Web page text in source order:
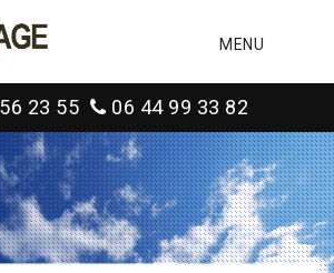
MENU
23 55 06 44 99 33 82